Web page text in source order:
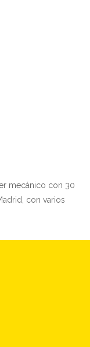
mecánico con 30
con varios